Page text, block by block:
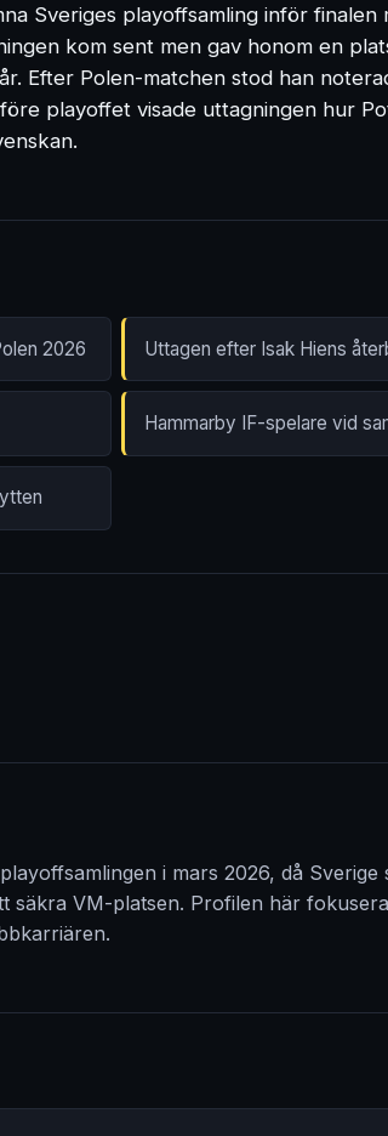
Sveriges playoffsamling inför finalen
kom sent men gav honom en
Efter Polen-matchen stod han
playoffet visade uttagningen hur
2026 Uttagen efter Isak Hiens
Hammarby IF-spelare vid
i mars 2026, då Sverige
säkra VM-platsen. Profilen här